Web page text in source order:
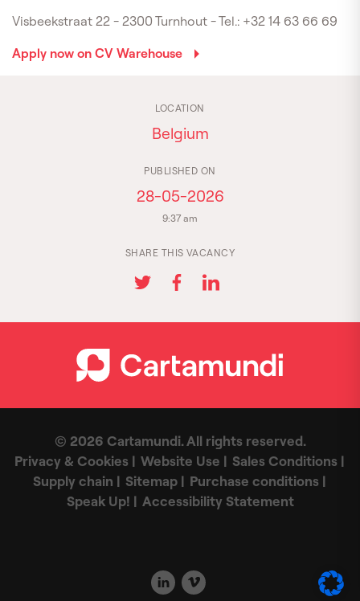
Visbeekstraat 22 - 2300 Turnhout - Tel.: +32 14 63 66 69
Apply now on CV Warehouse
LOCATION
Belgium
PUBLISHED ON
28-05-2026
9:37 am
SHARE THIS VACANCY
© 2026 Cartamundi. All rights reserved.
Privacy & Cookies
Website Use
Sales Conditions
Supply chain
Sitemap
Purchase conditions
Speak Up!
Accessibility Statement